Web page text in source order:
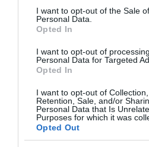
consent section.
I want to opt-out of the Sale
Personal Data.
Opted In
I want to opt-out of
Personal Data for Targeted
Opted In
I want to opt-out of Collection,
Retention, Sale, and/or
Personal Data that Is
Purposes for which it was
Opted Out
150ml
2,50 €
ΔΙΑΛΕΞΕ